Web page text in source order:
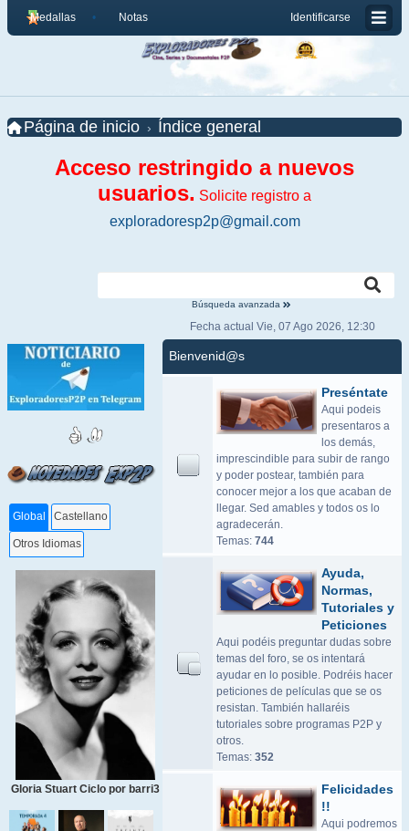
Identificarse
Medallas Notas
Página de inicio Índice general
Acceso restringido a nuevos
usuarios. Solicite registro a
exploradoresp2p@gmail.com
Búsqueda avanzada
Global Castellano
Otros Idiomas
Gloria Stuart Ciclo por barri3
Fecha actual Vie, 07 Ago 2026, 12:30
Bienvenid@s
Preséntate
Aqui podeis
presentaros a
los demás,
imprescindible para subir de rango
y poder postear, también para
conocer mejor a los que acaban de
llegar. Sed amables y todos os lo
agradecerán.
Temas: 744
Ayuda,
Normas,
Tutoriales y
Peticiones
Aqui podéis preguntar dudas sobre
temas del foro, se os intentará
ayudar en lo posible. Podréis hacer
peticiones de películas que se os
resistan. También hallaréis
tutoriales sobre programas P2P y
otros.
Temas: 352
Felicidades
!!
Aqui podremos